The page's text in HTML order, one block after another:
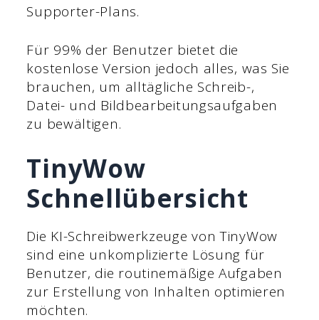
Supporter-Plans.
Für 99% der Benutzer bietet die
kostenlose Version jedoch alles, was Sie
brauchen, um alltägliche Schreib-,
Datei- und Bildbearbeitungsaufgaben
zu bewältigen.
TinyWow
Schnellübersicht
Die KI-Schreibwerkzeuge von TinyWow
sind eine unkomplizierte Lösung für
Benutzer, die routinemäßige Aufgaben
zur Erstellung von Inhalten optimieren
möchten.